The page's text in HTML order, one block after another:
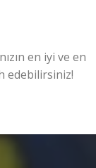
en iyi ve en
edebilirsiniz!